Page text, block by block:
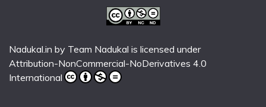
Nadukal.in by Team Nadukal is licensed under
Attribution-NonCommercial-NoDerivatives 4.0
International